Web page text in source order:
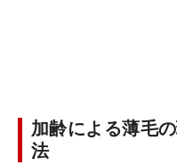
加齢による薄毛
法